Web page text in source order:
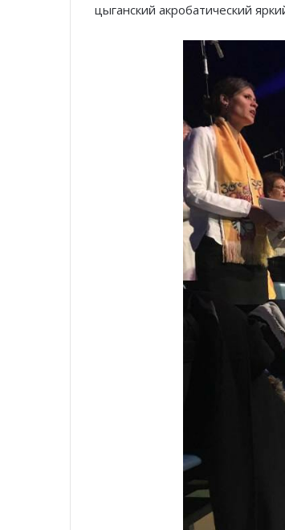
цыганский акробатический